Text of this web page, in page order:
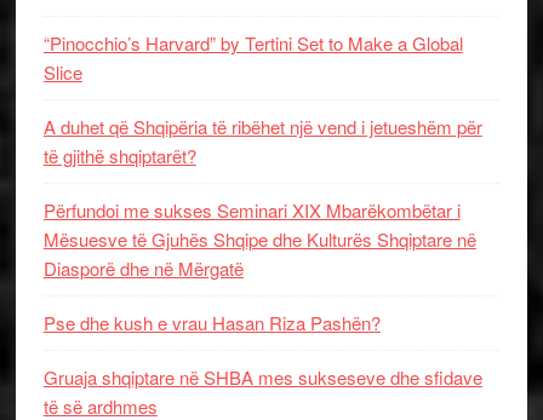
“Pinocchio’s Harvard” by Tertini Set to Make a Global
Slice
A duhet që Shqipëria të ribëhet një vend i jetueshëm për
të gjithë shqiptarët?
Përfundoi me sukses Seminari XIX Mbarëkombëtar i
Mësuesve të Gjuhës Shqipe dhe Kulturës Shqiptare në
Diasporë dhe në Mërgatë
Pse dhe kush e vrau Hasan Riza Pashën?
Gruaja shqiptare në SHBA mes sukseseve dhe sfidave
të së ardhmes